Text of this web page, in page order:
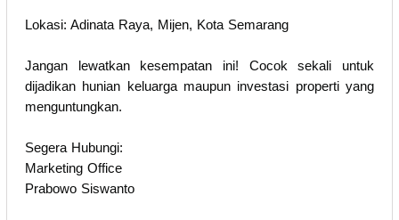
Lokasi: Adinata Raya, Mijen, Kota Semarang
Jangan lewatkan kesempatan ini! Cocok sekali untuk
dijadikan hunian keluarga maupun investasi properti yang
menguntungkan.
Segera Hubungi:
Marketing Office
Prabowo Siswantо